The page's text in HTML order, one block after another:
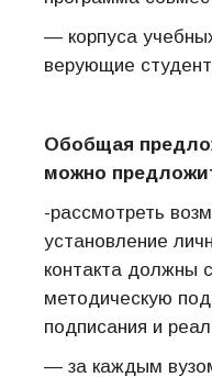
— корпуса
верующие
Обобщая
можно
-рассмотреть
установление
контакта должны
методическую
подписания и
— за каждым